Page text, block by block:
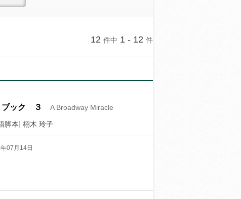
12 件中 1 - 12 件
ブック ３ A Broadway Miracle
脚本] 栩木 玲子
07月14日